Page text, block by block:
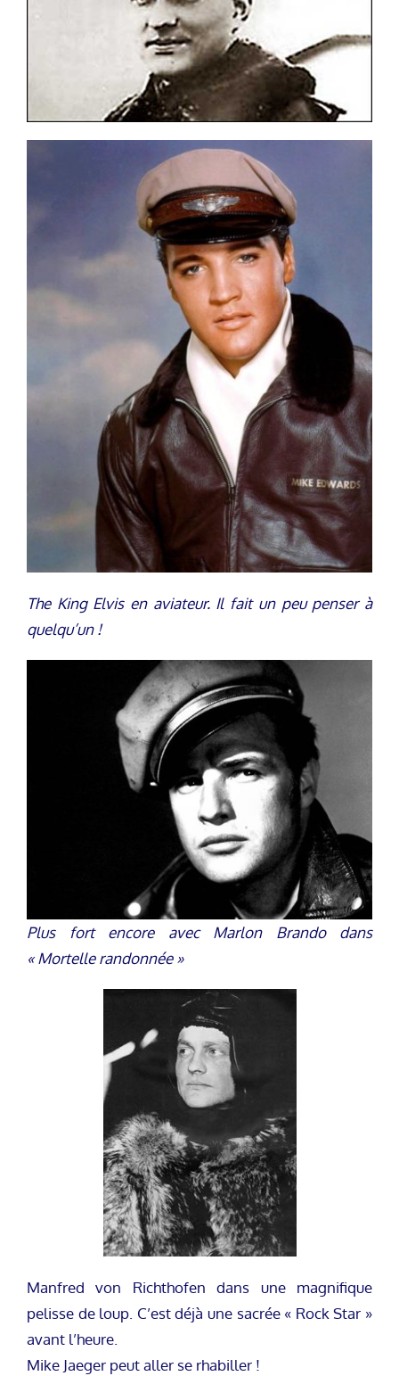
The King Elvis en aviateur. Il fait un peu penser à
quelqu’un !
Plus fort encore avec Marlon Brando dans
« Mortelle randonnée »
Manfred von Richthofen dans une magnifique
pelisse de loup. C’est déjà une sacrée « Rock Star »
avant l’heure.
Mike Jaeger peut aller se rhabiller !